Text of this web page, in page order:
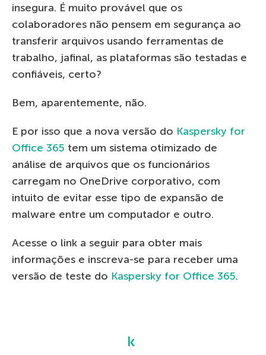
insegura. É muito provável que os
colaboradores não pensem em segurança ao
transferir arquivos usando ferramentas de
trabalho, jafinal, as plataformas são testadas e
confiáveis, certo?
Bem, aparentemente, não.
E por isso que a nova versão do Kaspersky for
Office 365 tem um sistema otimizado de
análise de arquivos que os funcionários
carregam no OneDrive corporativo, com
intuito de evitar esse tipo de expansão de
malware entre um computador e outro.
Acesse o link a seguir para obter mais
informações e inscreva-se para receber uma
versão de teste do Kaspersky for Office 365.